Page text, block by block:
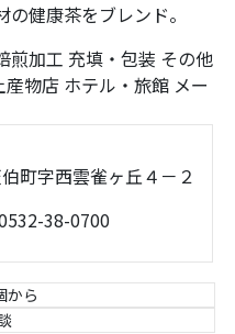
健康茶をブレンド。
煎加工 充填・包装 その他
産物店 ホテル・旅館 メー
町字西雲雀ヶ丘４－２
38-0700
から